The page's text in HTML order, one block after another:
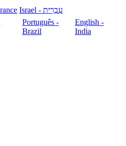
עִבְרִית - Israel
Português -
Brazil
English -
India